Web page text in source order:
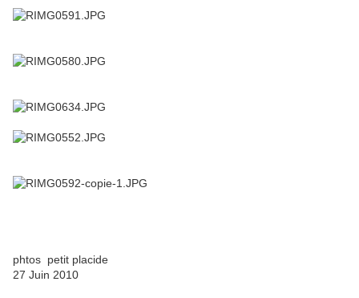
phtos petit placide
27 Juin 2010